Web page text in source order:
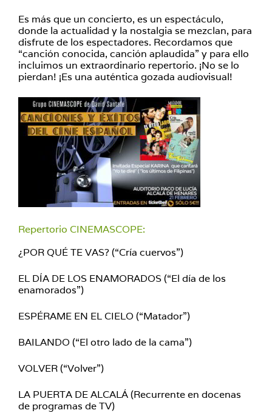
Es más que un concierto, es un espectáculo,
donde la actualidad y la nostalgia se mezclan, para
disfrute de los espectadores. Recordamos que
“canción conocida, canción aplaudida” y para ello
incluimos un extraordinario repertorio. ¡No se lo
pierdan! ¡Es una auténtica gozada audiovisual!
Repertorio CINEMASCOPE:
¿POR QUÉ TE VAS? (“Cría cuervos”)
EL DÍA DE LOS ENAMORADOS (“El día de los
enamorados”)
ESPÉRAME EN EL CIELO (“Matador”)
BAILANDO (“El otro lado de la cama”)
VOLVER (“Volver”)
LA PUERTA DE ALCALÁ (Recurrente en docenas
de programas de TV)